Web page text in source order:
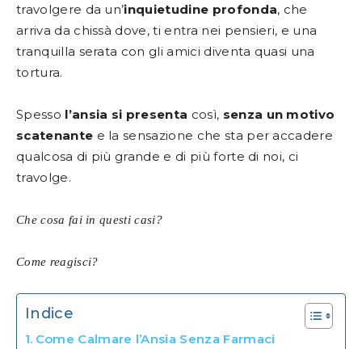
travolgere da un’inquietudine profonda, che
arriva da chissà dove, ti entra nei pensieri, e una
tranquilla serata con gli amici diventa quasi una
tortura.
Spesso l’ansia si presenta così, senza un motivo
scatenante e la sensazione che sta per accadere
qualcosa di più grande e di più forte di noi, ci
travolge.
Che cosa fai in questi casi?
Come reagisci?
Indice
Come Calmare l’Ansia Senza Farmaci